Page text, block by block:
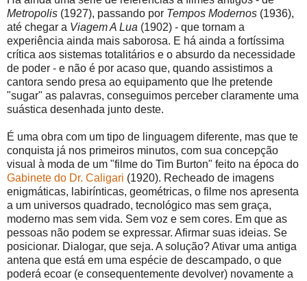
Metropolis (1927), passando por Tempos Modernos (1936),
até chegar a Viagem A Lua (1902) - que tornam a
experiência ainda mais saborosa. E há ainda a fortíssima
crítica aos sistemas totalitários e o absurdo da necessidade
de poder - e não é por acaso que, quando assistimos a
cantora sendo presa ao equipamento que lhe pretende
"sugar" as palavras, conseguimos perceber claramente uma
suástica desenhada junto deste.
É uma obra com um tipo de linguagem diferente, mas que te
conquista já nos primeiros minutos, com sua concepção
visual à moda de um "filme do Tim Burton" feito na época do
Gabinete do Dr. Caligari (1920). Recheado de imagens
enigmáticas, labirínticas, geométricas, o filme nos apresenta
a um universos quadrado, tecnológico mas sem graça,
moderno mas sem vida. Sem voz e sem cores. Em que as
pessoas não podem se expressar. Afirmar suas ideias. Se
posicionar. Dialogar, que seja. A solução? Ativar uma antiga
antena que está em uma espécie de descampado, o que
poderá ecoar (e consequentemente devolver) novamente a